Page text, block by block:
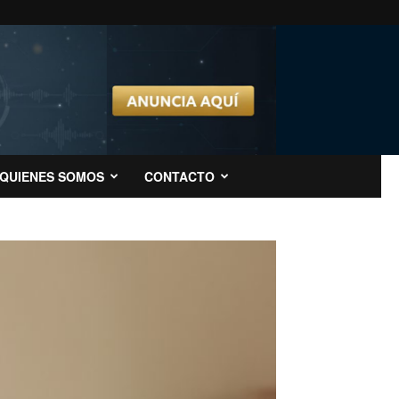
QUIENES SOMOS CONTACTO